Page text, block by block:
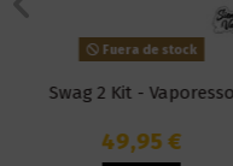
Fuera de stock
Swag 2 Kit - Vaporesso
49,95 €